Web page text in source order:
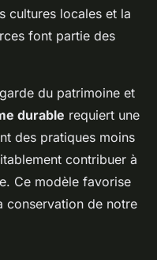
cultures locales et la
font partie des
du patrimoine et
durable requiert une
des pratiques moins
contribuer à
Ce modèle favorise
conservation de notre